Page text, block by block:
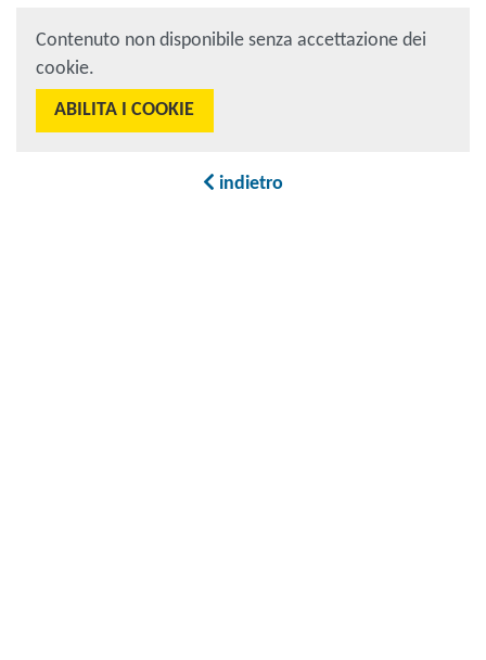
Contenuto non disponibile senza accettazione dei
cookie.
ABILITA I COOKIE
indietro